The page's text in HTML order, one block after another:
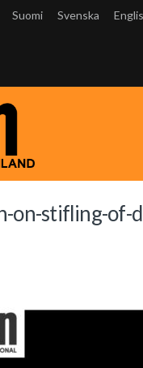
Suomi Svenska
on-stifling-of-